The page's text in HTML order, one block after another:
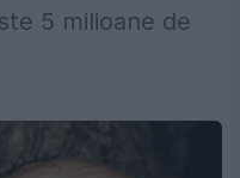
5 milioane de